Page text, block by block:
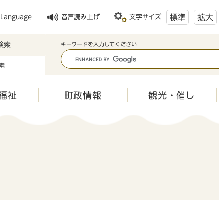
音声読み上げ 文字サイズ 標準 拡大
索
キ
ー
ワ
ド
キーワードを入力してください
祉 町政情報 観光・催し